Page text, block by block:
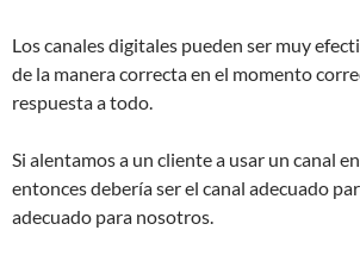
Los canales digitales pueden ser muy
de la manera correcta en el momento
respuesta a todo.
Si alentamos a un cliente a usar un canal
entonces debería ser el canal adecuado
adecuado para nosotros.